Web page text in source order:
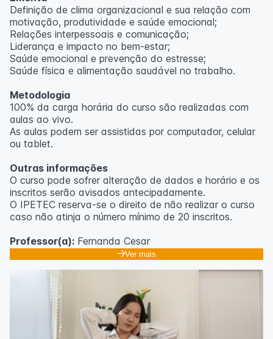
Definição de clima organizacional e sua relação com
motivação, produtividade e saúde emocional;
Relações interpessoais e comunicação;
Liderança e impacto no bem-estar;
Saúde emocional e prevenção do estresse;
Saúde física e alimentação saudável no trabalho.
Metodologia
100% da carga horária do curso são realizadas com
aulas ao vivo.
As aulas podem ser assistidas por computador, celular
ou tablet.
Outras informações
O curso pode sofrer alteração de dados e horário e os
inscritos serão avisados ​​antecipadamente.
O IPETEC reserva-se o direito de não realizar o curso
caso não atinja o número mínimo de 20 inscritos.
Professor(a): Fernanda Cesar
Ver mais